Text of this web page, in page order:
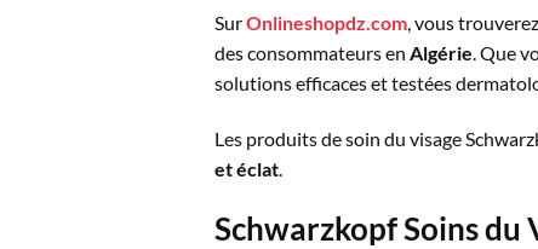
SurOnlineshopdz.com, vous
des consommateurs en Algérie. Que
solutions efficaces et testées
Les produits de soin du visage
et éclat.
Schwarzkopf Soins du